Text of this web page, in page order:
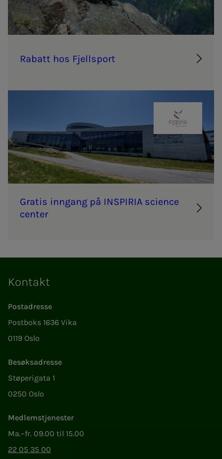
Ra­­­batt hos Fjell­s­­­port
INSPIRIA
Gra­­­tis inn­­­­­gang på IN­­­SPI­RIA scien­ce
cen­­­ter
Kontakt
Postadresse
Postboks 1636 Vika
0119 Oslo
Besøksadresse
Støperigata 1
0250 Oslo
Medlemstjenester
Ma.–fr. 09.00 til 15.00
22 05 35 00